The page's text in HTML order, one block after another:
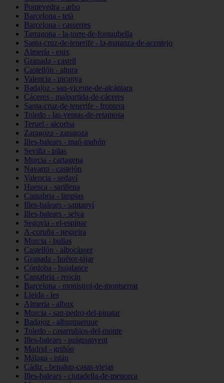
Pontevedra - arbo
Barcelona - teià
Barcelona - casserres
Tarragona - la-torre-de-fontaubella
Santa-cruz-de-tenerife - la-matanza-de-acentejo
Almería - enix
Granada - castril
Castellón - altura
Valencia - picanya
Badajoz - san-vicente-de-alcántara
Cáceres - malpartida-de-cáceres
Santa-cruz-de-tenerife - frontera
Toledo - las-ventas-de-retamosa
Teruel - alcorisa
Zaragoza - zaragoza
Illes-balears - maó-mahón
Sevilla - pilas
Murcia - cartagena
Navarra - castejón
Valencia - sedaví
Huesca - sariñena
Cantabria - limpias
Illes-balears - santanyí
Illes-balears - selva
Segovia - el-espinar
A-coruña - negreira
Murcia - bullas
Castellón - albocàsser
Granada - huétor-tájar
Córdoba - bujalance
Cantabria - reocín
Barcelona - monistrol-de-montserrat
Lleida - les
Almería - albox
Murcia - san-pedro-del-pinatar
Badajoz - alburquerque
Toledo - casarrubios-del-monte
Illes-balears - puigpunyent
Madrid - griñón
Málaga - istán
Cádiz - benalup-casas-viejas
Illes-balears - ciutadella-de-menorca